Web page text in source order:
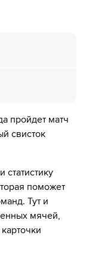
↔ Igor
Zady Sery
↔ Robin
Хауган
Egeli ↔ Gustav
пройдет матч
свисток
статистику
поможет
Тут и
мячей,